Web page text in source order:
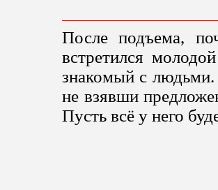
После подъема,
встретился
знакомый с людьми.
не взявши
Пусть всё у него